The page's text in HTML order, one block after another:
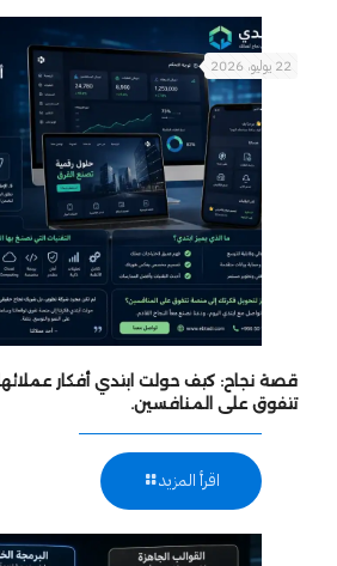
22 يوليو، 2026
قصة نجاح: كيف حولت ابتدي أفكار
تتفوق على المنافسين.
اقرأ المزيد